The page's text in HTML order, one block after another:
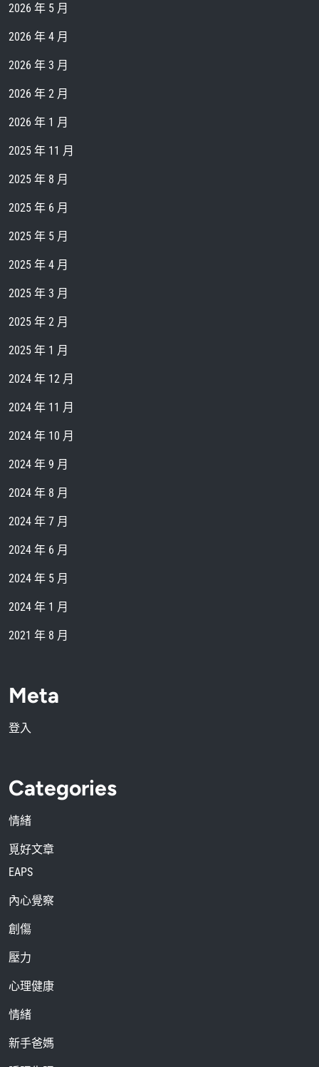
2026 年 5 月
2026 年 4 月
2026 年 3 月
2026 年 2 月
2026 年 1 月
2025 年 11 月
2025 年 8 月
2025 年 6 月
2025 年 5 月
2025 年 4 月
2025 年 3 月
2025 年 2 月
2025 年 1 月
2024 年 12 月
2024 年 11 月
2024 年 10 月
2024 年 9 月
2024 年 8 月
2024 年 7 月
2024 年 6 月
2024 年 5 月
2024 年 1 月
2021 年 8 月
Meta
登入
Categories
情緒
覓好文章
EAPS
內心覺察
創傷
壓力
心理健康
情緒
新手爸媽